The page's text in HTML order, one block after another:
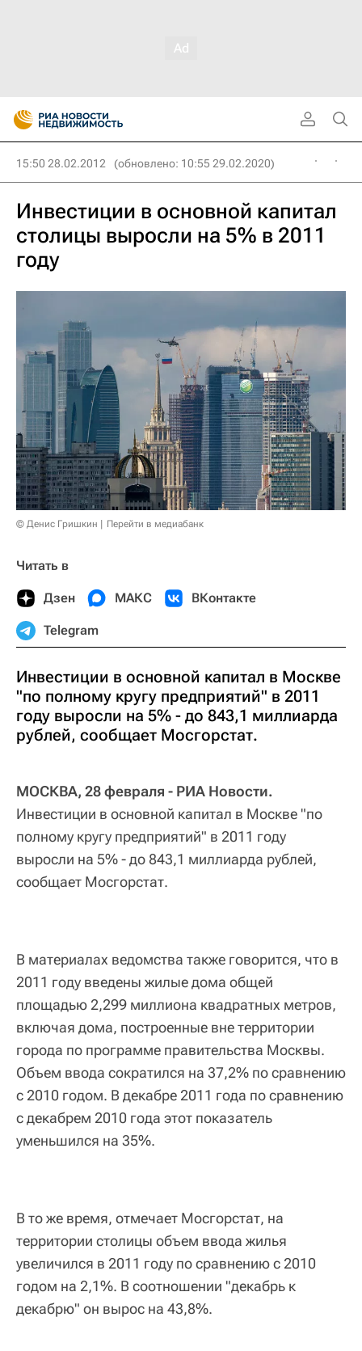
15:50 28.02.2012 (обновлено: 10:55 29.02.2020)
Инвестиции в основной капитал
столицы выросли на 5% в 2011
году
© Денис Гришкин Перейти в медиабанк
Читать в
Дзен МАКС ВКонтакте
Telegram
Инвестиции в основной капитал в Москве
"по полному кругу предприятий" в 2011
году выросли на 5% - до 843,1 миллиарда
рублей, сообщает Мосгорстат.
МОСКВА, 28 февраля - РИА Новости.
Инвестиции в основной капитал в Москве "по
полному кругу предприятий" в 2011 году
выросли на 5% - до 843,1 миллиарда рублей,
сообщает Мосгорстат.
В материалах ведомства также говорится, что в
2011 году введены жилые дома общей
площадью 2,299 миллиона квадратных метров,
включая дома, построенные вне территории
города по программе правительства Москвы.
Объем ввода сократился на 37,2% по сравнению
с 2010 годом. В декабре 2011 года по сравнению
с декабрем 2010 года этот показатель
уменьшился на 35%.
В то же время, отмечает Мосгорстат, на
территории столицы объем ввода жилья
увеличился в 2011 году по сравнению с 2010
годом на 2,1%. В соотношении "декабрь к
декабрю" он вырос на 43,8%.